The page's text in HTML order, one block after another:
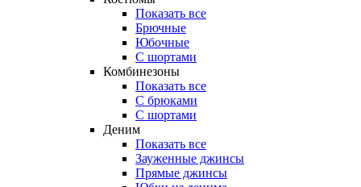
Показать все
Брючные
Юбочные
С шортами
Комбинезоны
Показать все
С брюками
С шортами
Деним
Показать все
Зауженные джинсы
Прямые джинсы